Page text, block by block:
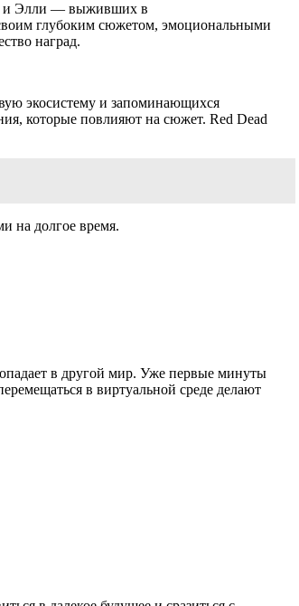
и Элли — выживших в
глубоким сюжетом, эмоциональными
наград.
экосистему и запоминающихся
которые повлияют на сюжет. Red Dead
на долгое время.
в другой мир. Уже первые минуты
в виртуальной среде делают